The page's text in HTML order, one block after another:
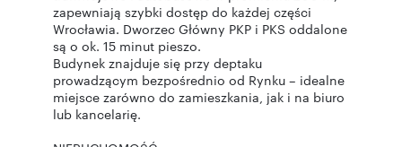
zapewniają szybki dostęp do każdej części
Wrocławia. Dworzec Główny PKP i PKS oddalone
są o ok. 15 minut pieszo.
Budynek znajduje się przy deptaku
prowadzącym bezpośrednio od Rynku – idealne
miejsce zarówno do zamieszkania, jak i na biuro
lub kancelarię.